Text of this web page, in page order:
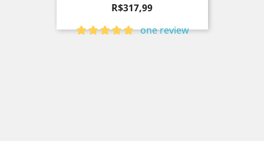
Preço
R$317,99
one review